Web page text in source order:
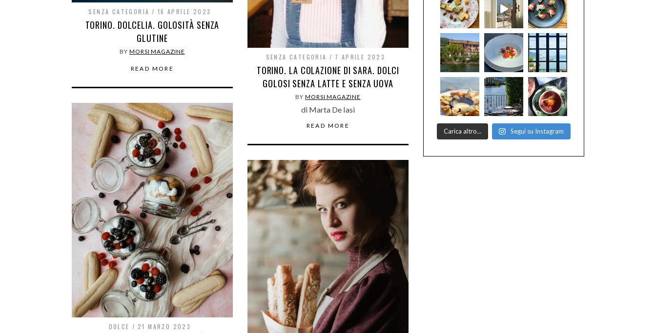
SENZA CATEGORIA 16 APRILE 2023
TORINO. DOLCELIA. GOLOSITÀ SENZA
GLUTINE
BYMORSI MAGAZINE
READ MORE
SENZA CATEGORIA 7 APRILE 2023
TORINO. LA COLAZIONE DI SARA. DOLCI
GOLOSI SENZA LATTE E SENZA UOVA
BYMORSI MAGAZINE
di Marta De Iasi
READ MORE
DOLCE 21 MARZO 2023
Carica altro… Segui su Instagram